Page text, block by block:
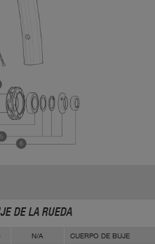
DE LA RUEDA
N/A CUERPO DE BUJE